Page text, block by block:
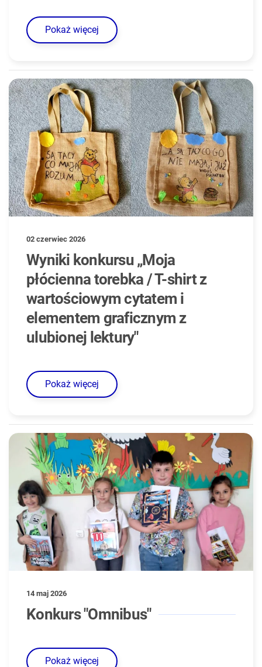
Pokaż więcej
02 czerwiec 2026
Wyniki konkursu „Moja
płócienna torebka / T-shirt z
wartościowym cytatem i
elementem graficznym z
ulubionej lektury"
Pokaż więcej
14 maj 2026
Konkurs "Omnibus"
Pokaż więcej